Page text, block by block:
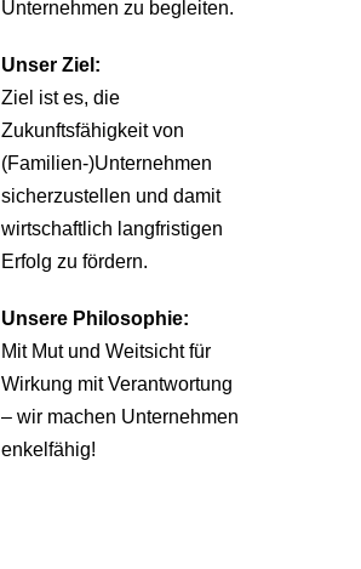
Unternehmen zu begleiten.
Unser Ziel:
Ziel ist es, die
Zukunftsfähigkeit von
(Familien-)Unternehmen
sicherzustellen und damit
wirtschaftlich langfristigen
Erfolg zu fördern.
Unsere Philosophie:
Mit Mut und Weitsicht für
Wirkung mit Verantwortung
– wir machen Unternehmen
enkelfähig!